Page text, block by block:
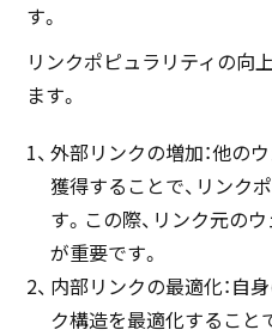
す。
リンクポピュラリティの向
ます。
外部リンクの増加：他の
獲得することで、リンク
す。この際、リンク元の
が重要です。
内部リンクの最適化：自
ク構造を最適化すること